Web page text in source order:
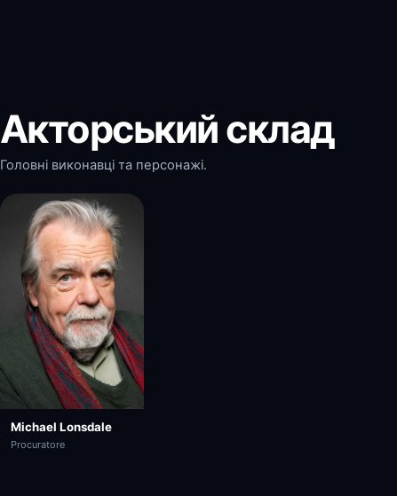
Акторський склад
Головні виконавці та персонажі.
Michael Lonsdale
Procuratore